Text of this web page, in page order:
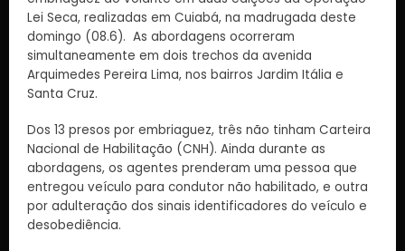
Lei Seca, realizadas em Cuiabá, na madrugada deste
domingo (08.6). As abordagens ocorreram
simultaneamente em dois trechos da avenida
Arquimedes Pereira Lima, nos bairros Jardim Itália e
Santa Cruz.
Dos 13 presos por embriaguez, três não tinham Carteira
Nacional de Habilitação (CNH). Ainda durante as
abordagens, os agentes prenderam uma pessoa que
entregou veículo para condutor não habilitado, e outra
por adulteração dos sinais identificadores do veículo e
desobediência.